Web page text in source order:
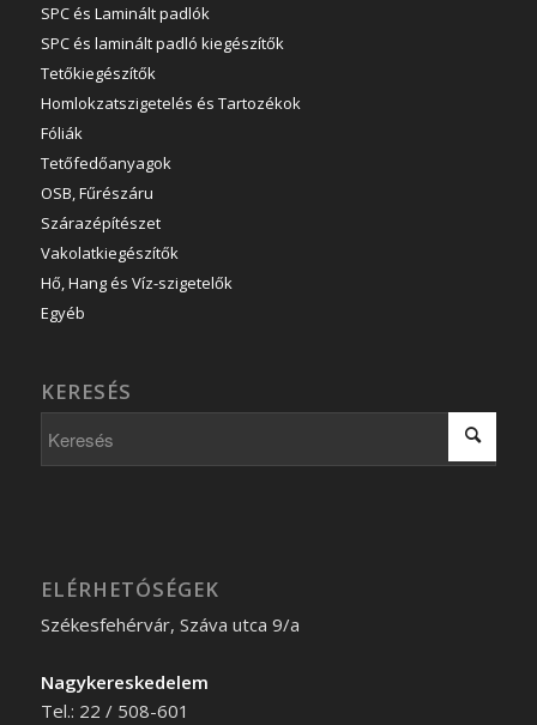
SPC és Laminált padlók
SPC és laminált padló kiegészítők
Tetőkiegészítők
Homlokzatszigetelés és Tartozékok
Fóliák
Tetőfedőanyagok
OSB, Fűrészáru
Szárazépítészet
Vakolatkiegészítők
Hő, Hang és Víz-szigetelők
Egyéb
KERESÉS
ELÉRHETÓSÉGEK
Székesfehérvár, Száva utca 9/a
Nagykereskedelem
Tel.: 22 / 508-601